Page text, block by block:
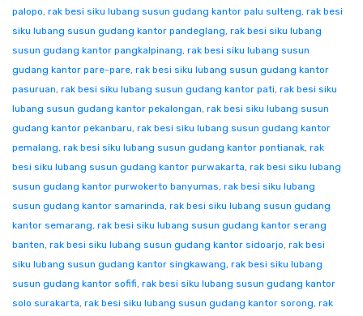
palopo, rak besi siku lubang susun gudang kantor palu sulteng, rak besi
siku lubang susun gudang kantor pandeglang, rak besi siku lubang
susun gudang kantor pangkalpinang, rak besi siku lubang susun
gudang kantor pare-pare, rak besi siku lubang susun gudang kantor
pasuruan, rak besi siku lubang susun gudang kantor pati, rak besi siku
lubang susun gudang kantor pekalongan, rak besi siku lubang susun
gudang kantor pekanbaru, rak besi siku lubang susun gudang kantor
pemalang, rak besi siku lubang susun gudang kantor pontianak, rak
besi siku lubang susun gudang kantor purwakarta, rak besi siku lubang
susun gudang kantor purwokerto banyumas, rak besi siku lubang
susun gudang kantor samarinda, rak besi siku lubang susun gudang
kantor semarang, rak besi siku lubang susun gudang kantor serang
banten, rak besi siku lubang susun gudang kantor sidoarjo, rak besi
siku lubang susun gudang kantor singkawang, rak besi siku lubang
susun gudang kantor sofifi, rak besi siku lubang susun gudang kantor
solo surakarta, rak besi siku lubang susun gudang kantor sorong, rak